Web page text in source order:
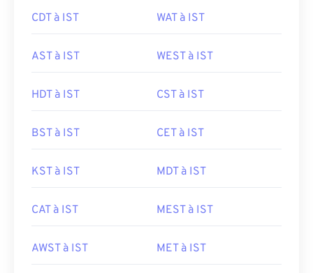
CDT à IST WAT à IST
AST à IST WEST à IST
HDT à IST CST à IST
BST à IST CET à IST
KST à IST MDT à IST
CAT à IST MEST à IST
AWST à IST MET à IST